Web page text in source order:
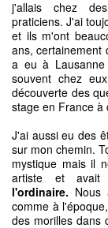
j'allais chez
praticiens. J'ai
et ils m'ont
ans, certainement
a eu à
souvent chez
découverte des
stage en France à
J'ai aussi eu des
sur mon chemin.
mystique mais il
artiste et avait
l'ordinaire. Nous
comme à l'époque,
des morilles dans